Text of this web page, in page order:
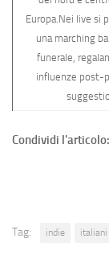
Europa.Nei live si
una marching
funerale,
influenze post-
Condividi l'articolo:
Tag: indie italiani